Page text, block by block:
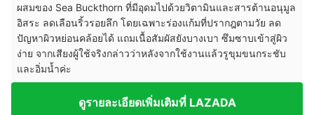
ผสมของ Sea Buckthorn ที่มีอุดมไปด้วยวิตามินและสารต้านอนุมูล
อิสระ ลดเลือนริ้วรอยลึก โดยเฉพาะร่องแก้มที่ปรากฎตามวัย ลด
ปัญหาผิวหย่อนคล้อยได้ แถมเนื้อสัมผัสยังบางเบา ซึมซาบเข้าสู่ผิว
ง่าย จากเสียงผู้ใช้จริงกล่าวว่าหลังจากใช้งานแล้วรูขุมขนกระชับ
และอิ่มน้ำค่ะ
ดูรายละเอียดเพิ่มเติมที่ LAZADA